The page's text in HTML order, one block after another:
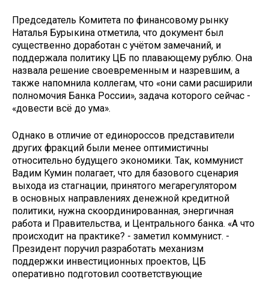
Председатель Комитета по финансовому рынку
Наталья Бурыкина отметила, что документ был
существенно доработан с учётом замечаний, и
поддержала политику ЦБ по плавающему рублю. Она
назвала решение своевременным и назревшим, а
также напомнила коллегам, что «они сами расширили
полномочия Банка России», задача которого сейчас -
«довести всё до ума».
Однако в отличие от единороссов представители
других фракций были менее оптимистичны
относительно будущего экономики. Так, коммунист
Вадим Кумин полагает, что для базового сценария
выхода из стагнации, принятого мегарегулятором
в основных направлениях денежной кредитной
политики, нужна скоординированная, энергичная
работа и Правительства, и Центрального банка. «А что
происходит на практике? - заметил коммунист. -
Президент поручил разработать механизм
поддержки инвестиционных проектов, ЦБ
оперативно подготовил соответствующие